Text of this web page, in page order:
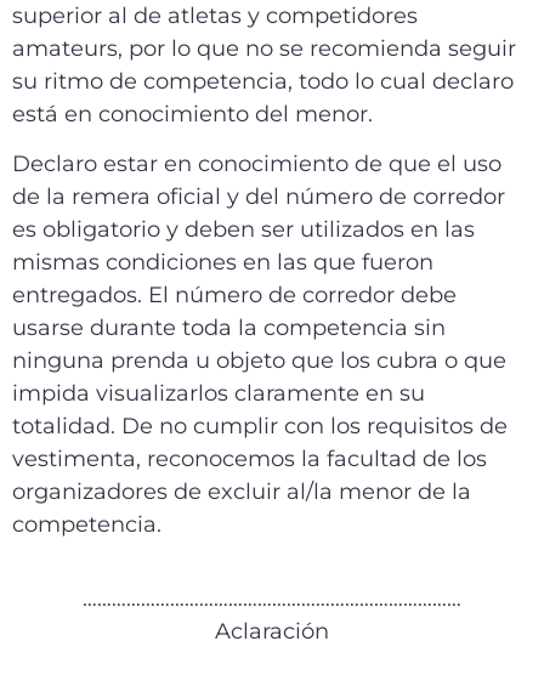
superior al de atletas y competidores
amateurs, por lo que no se recomienda seguir
su ritmo de competencia, todo lo cual declaro
está en conocimiento del menor.
Declaro estar en conocimiento de que el uso
de la remera oficial y del número de corredor
es obligatorio y deben ser utilizados en las
mismas condiciones en las que fueron
entregados. El número de corredor debe
usarse durante toda la competencia sin
ninguna prenda u objeto que los cubra o que
impida visualizarlos claramente en su
totalidad. De no cumplir con los requisitos de
vestimenta, reconocemos la facultad de los
organizadores de excluir al/la menor de la
competencia.
……………………………………………………………………
Aclaración